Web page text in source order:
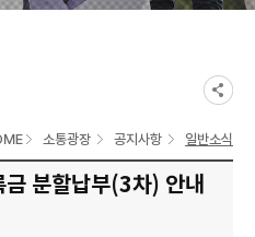
소통광장 공지사항 일반소식
분할납부(3차) 안내